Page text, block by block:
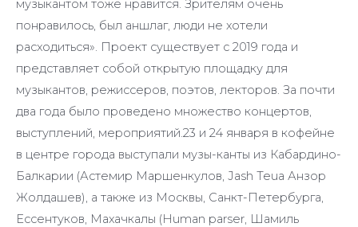
музыкантом тоже нравится. Зрителям очень
понравилось, был аншлаг, люди не хотели
расходиться». Проект существует с 2019 года и
представляет собой открытую площадку для
музыкантов, режиссеров, поэтов, лекторов. За почти
два года было проведено множество концертов,
выступлений, мероприятий.23 и 24 января в кофейне
в центре города выступали музы-канты из Кабардино-
Балкарии (Астемир Маршенкулов, Jash Teua Анзор
Жолдашев), а также из Москвы, Санкт-Петербурга,
Ессентуков, Махачкалы (Human parser, Шамиль